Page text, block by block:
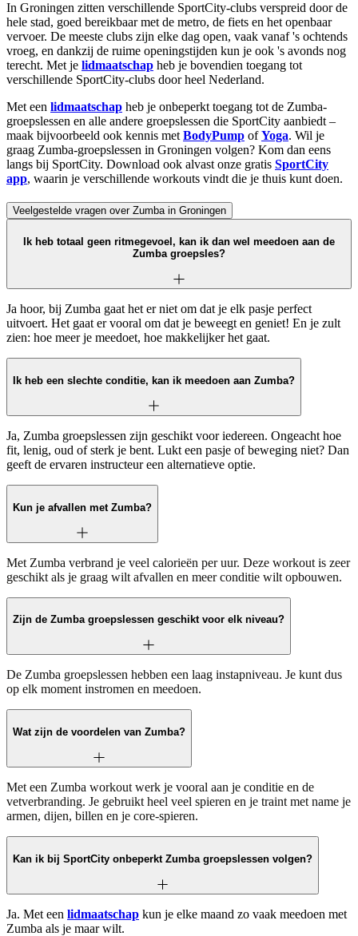
In Groningen zitten verschillende SportCity-clubs verspreid door de
hele stad, goed bereikbaar met de metro, de fiets en het openbaar
vervoer. De meeste clubs zijn elke dag open, vaak vanaf 's ochtends
vroeg, en dankzij de ruime openingstijden kun je ook 's avonds nog
terecht. Met je lidmaatschap heb je bovendien toegang tot
verschillende SportCity-clubs door heel Nederland.
Met een lidmaatschap heb je onbeperkt toegang tot de Zumba-
groepslessen en alle andere groepslessen die SportCity aanbiedt –
maak bijvoorbeeld ook kennis met BodyPump ofYoga. Wil je
graag Zumba-groepslessen in Groningen volgen? Kom dan eens
langs bij SportCity. Download ook alvast onze gratis SportCity
app, waarin je verschillende workouts vindt die je thuis kunt doen.
Veelgestelde vragen over Zumba in Groningen
Ik heb totaal geen ritmegevoel, kan ik dan wel meedoen aan de
Zumba groepsles?
Ja hoor, bij Zumba gaat het er niet om dat je elk pasje perfect
uitvoert. Het gaat er vooral om dat je beweegt en geniet! En je zult
zien: hoe meer je meedoet, hoe makkelijker het gaat.
Ik heb een slechte conditie, kan ik meedoen aan Zumba?
Ja, Zumba groepslessen zijn geschikt voor iedereen. Ongeacht hoe
fit, lenig, oud of sterk je bent. Lukt een pasje of beweging niet? Dan
geeft de ervaren instructeur een alternatieve optie.
Kun je afvallen met Zumba?
Met Zumba verbrand je veel calorieën per uur. Deze workout is zeer
geschikt als je graag wilt afvallen en meer conditie wilt opbouwen.
Zijn de Zumba groepslessen geschikt voor elk niveau?
De Zumba groepslessen hebben een laag instapniveau. Je kunt dus
op elk moment instromen en meedoen.
Wat zijn de voordelen van Zumba?
Met een Zumba workout werk je vooral aan je conditie en de
vetverbranding. Je gebruikt heel veel spieren en je traint met name je
armen, dijen, billen en je core-spieren.
Kan ik bij SportCity onbeperkt Zumba groepslessen volgen?
Ja. Met een lidmaatschap kun je elke maand zo vaak meedoen met
Zumba als je maar wilt.